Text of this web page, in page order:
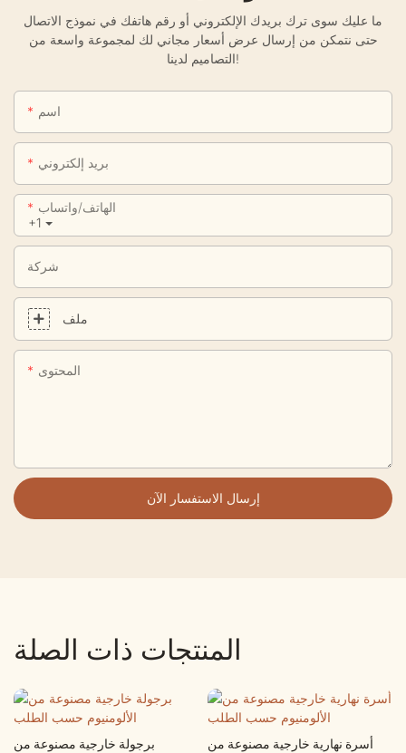
ما عليك سوى ترك بريدك الإلكتروني أو رقم هاتفك في نموذج الاتصال
حتى نتمكن من إرسال عرض أسعار مجاني لك لمجموعة واسعة من
التصاميم لدينا!
اسم
بريد إلكتروني
+1
الهاتف/واتساب
شركة
ملف
المحتوى
إرسال الاستفسار الآن
المنتجات ذات الصلة
برجولة خارجية مصنوعة من
أسرة نهارية خارجية مصنوعة من